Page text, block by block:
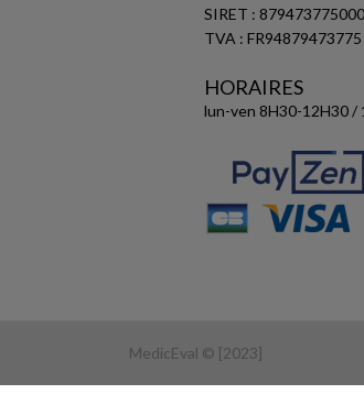
SIRET :
TVA : FR94879473775
HORAIRES
lun-ven 8H30-12H30 /
MedicEval © [2023]